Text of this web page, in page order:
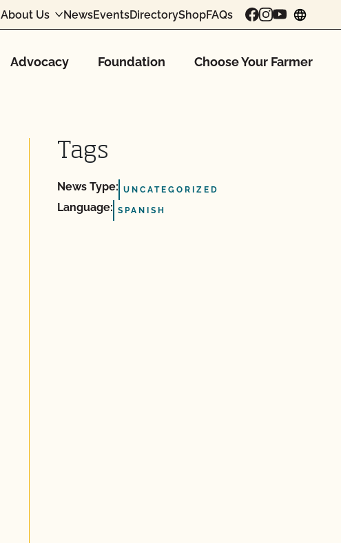
About Us NewsEventsDirectoryShopFAQs
Advocacy Foundation Choose Your Farmer
Tags
News Type: UNCATEGORIZED
Language: SPANISH